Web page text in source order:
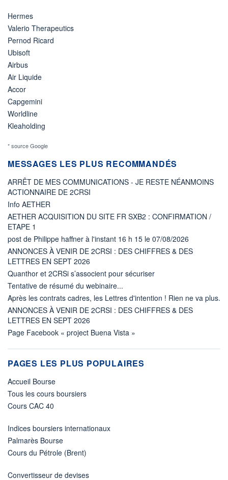
Hermes
Valerio Therapeutics
Pernod Ricard
Ubisoft
Airbus
Air Liquide
Accor
Capgemini
Worldline
Kleaholding
* source Google
MESSAGES LES PLUS RECOMMANDÉS
ARRÊT DE MES COMMUNICATIONS - JE RESTE NÉANMOINS
ACTIONNAIRE DE 2CRSI
Info AETHER
AETHER ACQUISITION DU SITE FR SXB2 : CONFIRMATION /
ETAPE 1
post de Philippe haffner à l'instant 16 h 15 le 07/08/2026
ANNONCES À VENIR DE 2CRSI : DES CHIFFRES & DES
LETTRES EN SEPT 2026
Quanthor et 2CRSi s’associent pour sécuriser
Tentative de résumé du webinaire...
Après les contrats cadres, les Lettres d'intention ! Rien ne va plus.
ANNONCES À VENIR DE 2CRSI : DES CHIFFRES & DES
LETTRES EN SEPT 2026
Page Facebook « project Buena Vista »
PAGES LES PLUS POPULAIRES
Accueil Bourse
Tous les cours boursiers
Cours CAC 40
Indices boursiers internationaux
Palmarès Bourse
Cours du Pétrole (Brent)
Convertisseur de devises